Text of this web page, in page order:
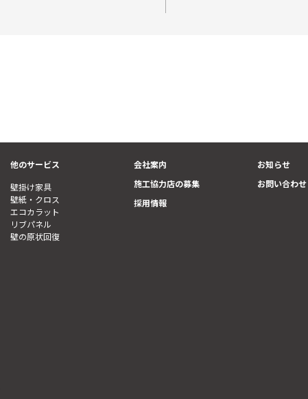
他のサービス
壁掛け家具
壁紙・クロス
エコカラット
リブパネル
壁の原状回復
会社案内
施工協力店の募集
採用情報
お知らせ
お問い合わ